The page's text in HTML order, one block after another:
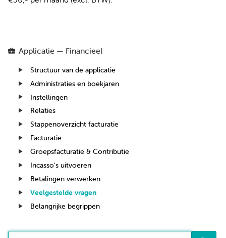
Applicatie — Financieel
Structuur van de applicatie
Administraties en boekjaren
Instellingen
Relaties
Stappenoverzicht facturatie
Facturatie
Groepsfacturatie & Contributie
Incasso's uitvoeren
Betalingen verwerken
Veelgestelde vragen
Belangrijke begrippen